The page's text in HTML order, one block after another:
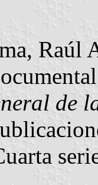
Raúl
de